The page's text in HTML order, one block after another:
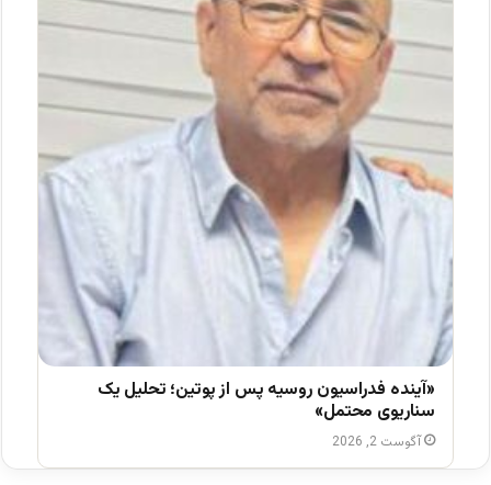
«آینده فدراسیون روسیه پس از پوتین؛ تحلیل یک
سناریوی محتمل»
آگوست 2, 2026